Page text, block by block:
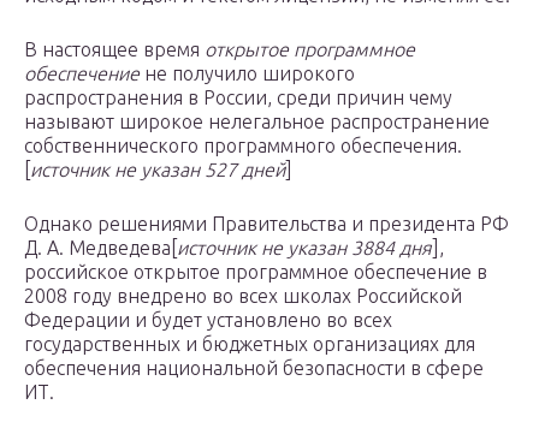
В настоящее время открытое программное
обеспечениене получило широкого
распространения в России, среди причин чему
называют широкое нелегальное распространение
собственнического программного обеспечения.
источник не указан 527 дней]
Однако решениями Правительства и президента РФ
Д. А. Медведева[ источник не указан 3884 дня ],
российское открытое программное обеспечение в
2008 году внедрено во всех школах Российской
Федерации и будет установлено во всех
государственных и бюджетных организациях для
обеспечения национальной безопасности в сфере
ИТ.